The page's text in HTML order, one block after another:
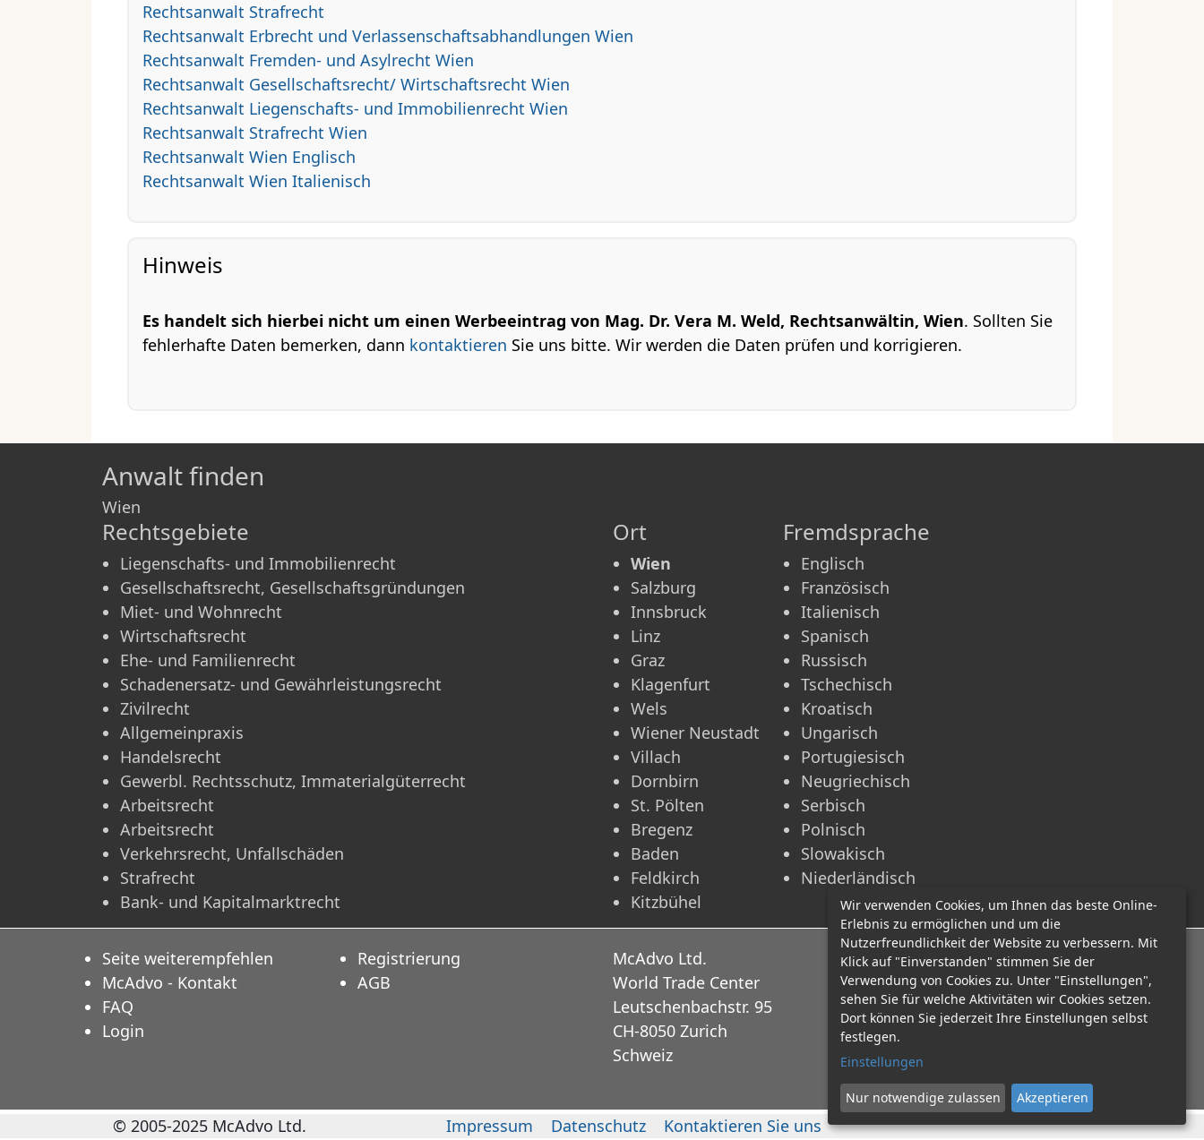
Rechtsanwalt Strafrecht
Rechtsanwalt Erbrecht und Verlassenschaftsabhandlungen Wien
Rechtsanwalt Fremden- und Asylrecht Wien
Rechtsanwalt Gesellschaftsrecht/ Wirtschaftsrecht Wien
Rechtsanwalt Liegenschafts- und Immobilienrecht Wien
Rechtsanwalt Strafrecht Wien
Rechtsanwalt Wien Englisch
Rechtsanwalt Wien Italienisch
Hinweis
Es handelt sich hierbei nicht um einen Werbeeintrag von Mag. Dr. Vera M. Weld, Rechtsanwältin, Wien. Sollten Sie
fehlerhafte Daten bemerken, dann kontaktieren Sie uns bitte. Wir werden die Daten prüfen und korrigieren.
Anwalt finden
Wien
Rechtsgebiete
Liegenschafts- und Immobilienrecht
Gesellschaftsrecht, Gesellschaftsgründungen
Miet- und Wohnrecht
Wirtschaftsrecht
Ehe- und Familienrecht
Schadenersatz- und Gewährleistungsrecht
Zivilrecht
Allgemeinpraxis
Handelsrecht
Gewerbl. Rechtsschutz, Immaterialgüterrecht
Arbeitsrecht
Arbeitsrecht
Verkehrsrecht, Unfallschäden
Strafrecht
Bank- und Kapitalmarktrecht
Ort
Wien
Salzburg
Innsbruck
Linz
Graz
Klagenfurt
Wels
Wiener Neustadt
Villach
Dornbirn
St. Pölten
Bregenz
Baden
Feldkirch
Kitzbühel
Fremdsprache
Englisch
Französisch
Italienisch
Spanisch
Russisch
Tschechisch
Kroatisch
Ungarisch
Portugiesisch
Neugriechisch
Serbisch
Polnisch
Slowakisch
Niederländisch
Seite weiterempfehlen
McAdvo - Kontakt
FAQ
Login
Registrierung
AGB
McAdvo Ltd.
World Trade Center
Leutschenbachstr. 95
CH-8050 Zurich
Schweiz
E-Mail: office@mcadvo.com
© 2005-2025 McAdvo Ltd. Impressum Datenschutz Kontaktieren Sie uns
Wir verwenden Cookies, um Ihnen das beste Online-
Erlebnis zu ermöglichen und um die
Nutzerfreundlichkeit der Website zu verbessern. Mit
Klick auf "Einverstanden" stimmen Sie der
Verwendung von Cookies zu. Unter "Einstellungen",
sehen Sie für welche Aktivitäten wir Cookies setzen.
Dort können Sie jederzeit Ihre Einstellungen selbst
festlegen.
Einstellungen
Nur notwendige zulassen Akzeptieren